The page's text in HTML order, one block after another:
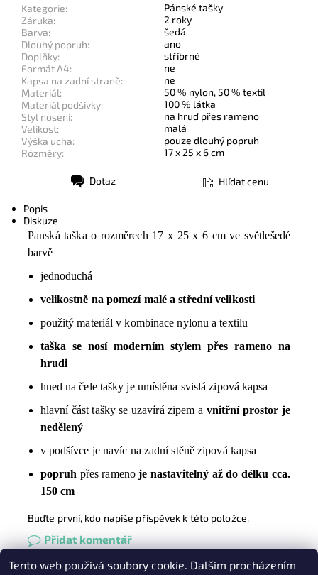
Kategorie:
Pánské tašky
Záruka:
2 roky
Barva:
šedá
Dlouhý popruh:
ano
Doplňky:
stříbrné
Formát A4:
ne
Kapsa na zadní straně:
ne
Materiál:
50 % nylon, 50 % textil
Materiál podšívky:
100 % látka
Styl nosení:
na hruď přes rameno
Velikost:
malá
Výška ucha:
pouze dlouhý popruh
Rozměry:
17 x 25 x 6 cm
Dotaz Hlídat cenu
Popis
Diskuze
Panská taška o rozměrech 17 x 25 x 6 cmve světlešedé
barvě
jednoduchá
velikostně na pomezí malé a střední velikosti
použitý materiál v kombinace nylonu a textilu
taška se nosí moderním stylem přes rameno na
hrudi
hned na čele tašky je umístěna svislá zipová kapsa
hlavní část tašky se uzavírá zipem a vnitřní prostor je
nedělený
v podšívce je navíc na zadní stěně zipová kapsa
popruh přes ramenoje nastavitelný až do délku cca.
150 cm
Buďte první, kdo napíše příspěvek k této položce.
Přidat komentář
Tento web používá soubory cookie. Dalším procházením